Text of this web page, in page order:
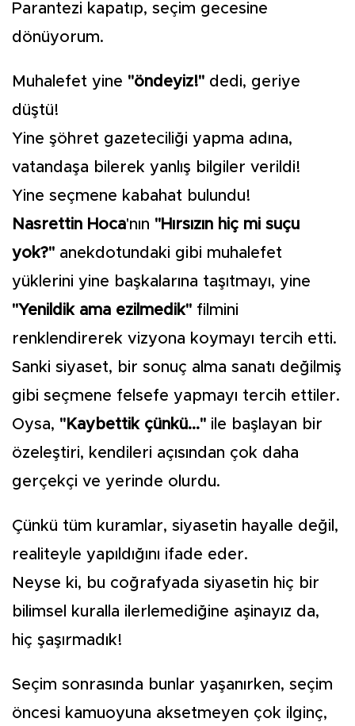
Parantezi kapatıp, seçim gecesine
dönüyorum.
Muhalefet yine "öndeyiz!" dedi, geriye
düştü!
Yine şöhret gazeteciliği yapma adına,
vatandaşa bilerek yanlış bilgiler verildi!
Yine seçmene kabahat bulundu!
Nasrettin Hoca'nın "Hırsızın hiç mi suçu
yok?" anekdotundaki gibi muhalefet
yüklerini yine başkalarına taşıtmayı, yine
"Yenildik ama ezilmedik" filmini
renklendirerek vizyona koymayı tercih etti.
Sanki siyaset, bir sonuç alma sanatı değilmiş
gibi seçmene felsefe yapmayı tercih ettiler.
Oysa, "Kaybettik çünkü..." ile başlayan bir
özeleştiri, kendileri açısından çok daha
gerçekçi ve yerinde olurdu.
Çünkü tüm kuramlar, siyasetin hayalle değil,
realiteyle yapıldığını ifade eder.
Neyse ki, bu coğrafyada siyasetin hiç bir
bilimsel kuralla ilerlemediğine aşinayız da,
hiç şaşırmadık!
Seçim sonrasında bunlar yaşanırken, seçim
öncesi kamuoyuna aksetmeyen çok ilginç,